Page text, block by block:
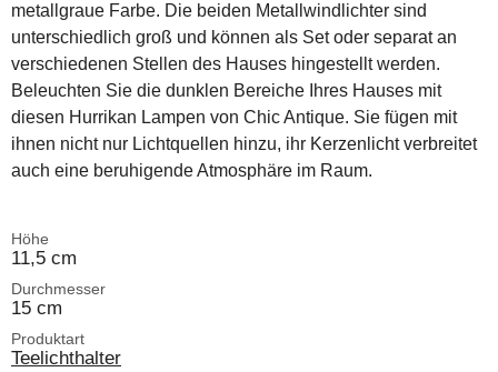
metallgraue Farbe. Die beiden Metallwindlichter sind
unterschiedlich groß und können als Set oder separat an
verschiedenen Stellen des Hauses hingestellt werden.
Beleuchten Sie die dunklen Bereiche Ihres Hauses mit
diesen Hurrikan Lampen von Chic Antique. Sie fügen mit
ihnen nicht nur Lichtquellen hinzu, ihr Kerzenlicht verbreitet
auch eine beruhigende Atmosphäre im Raum.
Höhe
11,5 cm
Durchmesser
15 cm
Produktart
Teelichthalter